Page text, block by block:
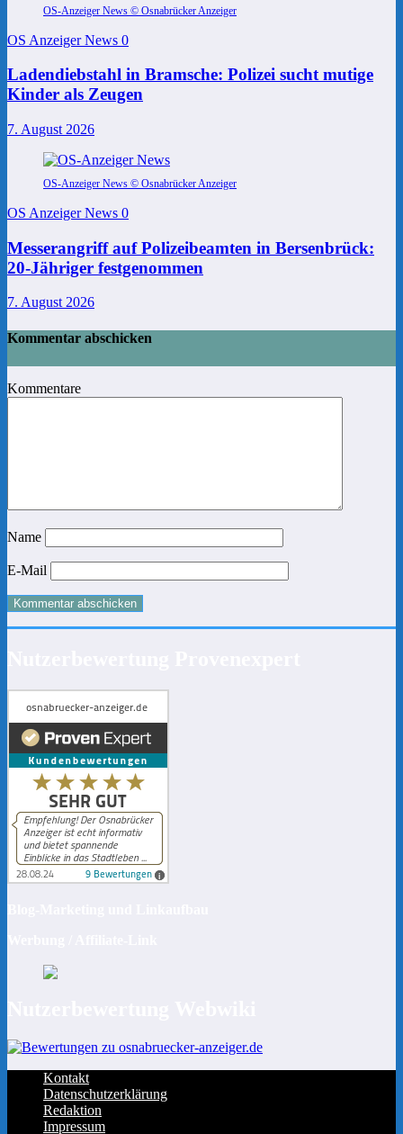
OS-Anzeiger News © Osnabrücker Anzeiger
OS Anzeiger News 0
Ladendiebstahl in Bramsche: Polizei sucht mutige
Kinder als Zeugen
7. August 2026
OS-Anzeiger News © Osnabrücker Anzeiger
OS Anzeiger News 0
Messerangriff auf Polizeibeamten in Bersenbrück:
20-Jähriger festgenommen
7. August 2026
Kommentar abschicken
Kommentare
Name
E-Mail
Kontakt
Datenschutzerklärung
Redaktion
Impressum